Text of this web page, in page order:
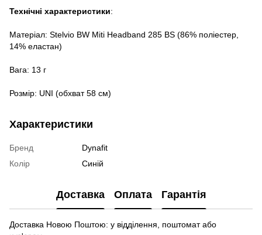
Технічні характеристики:
Матеріал: Stelvio BW Miti Headband 285 BS (86% поліестер,
14% еластан)
Вага: 13 г
Розмір: UNI (обхват 58 см)
Характеристики
Бренд
Dynafit
Колір
Синій
Доставка Оплата Гарантія
Доставка Новою Поштою: у відділення, поштомат або